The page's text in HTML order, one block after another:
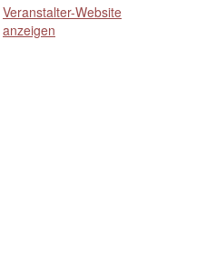
Veranstalter-Website
anzeigen